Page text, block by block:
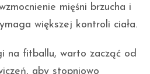
mięśni brzucha i
większej kontroli ciała.
na fitballu, warto zacząć od
aby stopniowo